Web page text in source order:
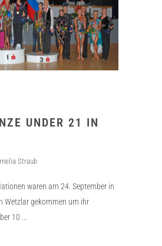
UNDER 21 IN
Straub
waren am 24. September in
Wetzlar gekommen um ihr
10